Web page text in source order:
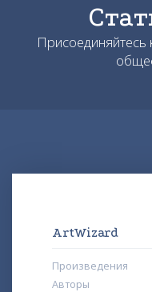
Присоединяйтесь
ArtWizard
Произведения
Авторы